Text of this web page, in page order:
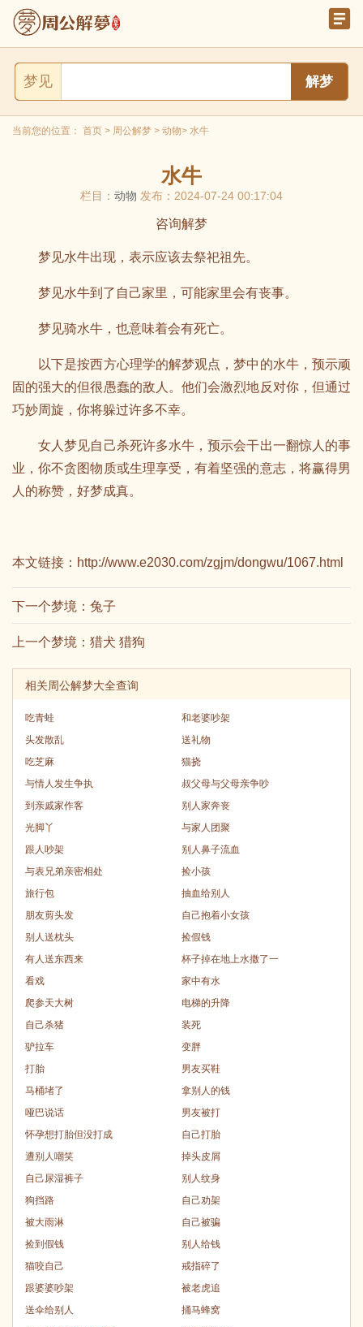
梦见
当前您的位置： 首页 > 周公解梦 > 动物> 水牛
水牛
栏目： 动物 发布：2024-07-24 00:17:04
咨询解梦
梦见水牛出现，表示应该去祭祀祖先。
梦见水牛到了自己家里，可能家里会有丧事。
梦见骑水牛，也意味着会有死亡。
以下是按西方心理学的解梦观点，梦中的水牛，预示顽
固的强大的但很愚蠢的敌人。他们会激烈地反对你，但通过
巧妙周旋，你将躲过许多不幸。
女人梦见自己杀死许多水牛，预示会干出一翻惊人的事
业，你不贪图物质或生理享受，有着坚强的意志，将赢得男
人的称赞，好梦成真。
本文链接： http://www.e2030.com/zgjm/dongwu/1067.html
下一个梦境： 兔子
上一个梦境： 猎犬 猎狗
相关周公解梦大全查询
吃青蛙
和老婆吵架
头发散乱
送礼物
吃芝麻
猫挠
与情人发生争执
叔父母与父母亲争吵
到亲戚家作客
别人家奔丧
光脚丫
与家人团聚
跟人吵架
别人鼻子流血
与表兄弟亲密相处
捡小孩
旅行包
抽血给别人
朋友剪头发
自己抱着小女孩
别人送枕头
捡假钱
有人送东西来
杯子掉在地上水撒了一
看戏
家中有水
爬参天大树
电梯的升降
自己杀猪
装死
驴拉车
变胖
打胎
男友买鞋
马桶堵了
拿别人的钱
哑巴说话
男友被打
怀孕想打胎但没打成
自己打胎
遭别人嘲笑
掉头皮屑
自己尿湿裤子
别人纹身
狗挡路
自己劝架
被大雨淋
自己被骗
捡到假钱
别人给钱
猫咬自己
戒指碎了
跟婆婆吵架
被老虎追
送伞给别人
捅马蜂窝